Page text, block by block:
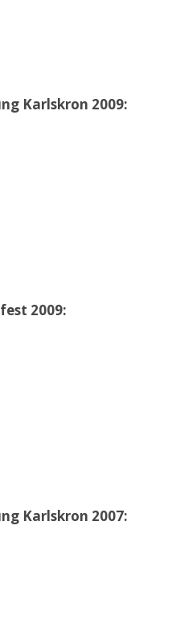
Karlskron 2009:
2009:
Karlskron 2007: